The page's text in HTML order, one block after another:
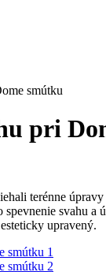
smútku
pri
terénne
svahu a
upravený.